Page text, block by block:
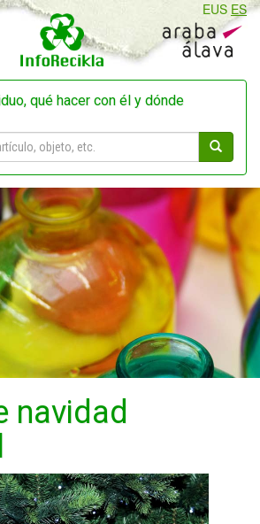
EUS ES
qué hacer con él y dónde
navidad